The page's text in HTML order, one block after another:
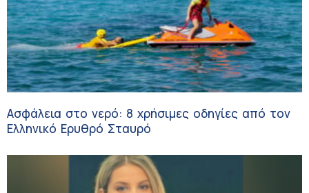
Ασφάλεια στο νερό: 8 χρήσιμες οδηγίες από τον
Ελληνικό Ερυθρό Σταυρό